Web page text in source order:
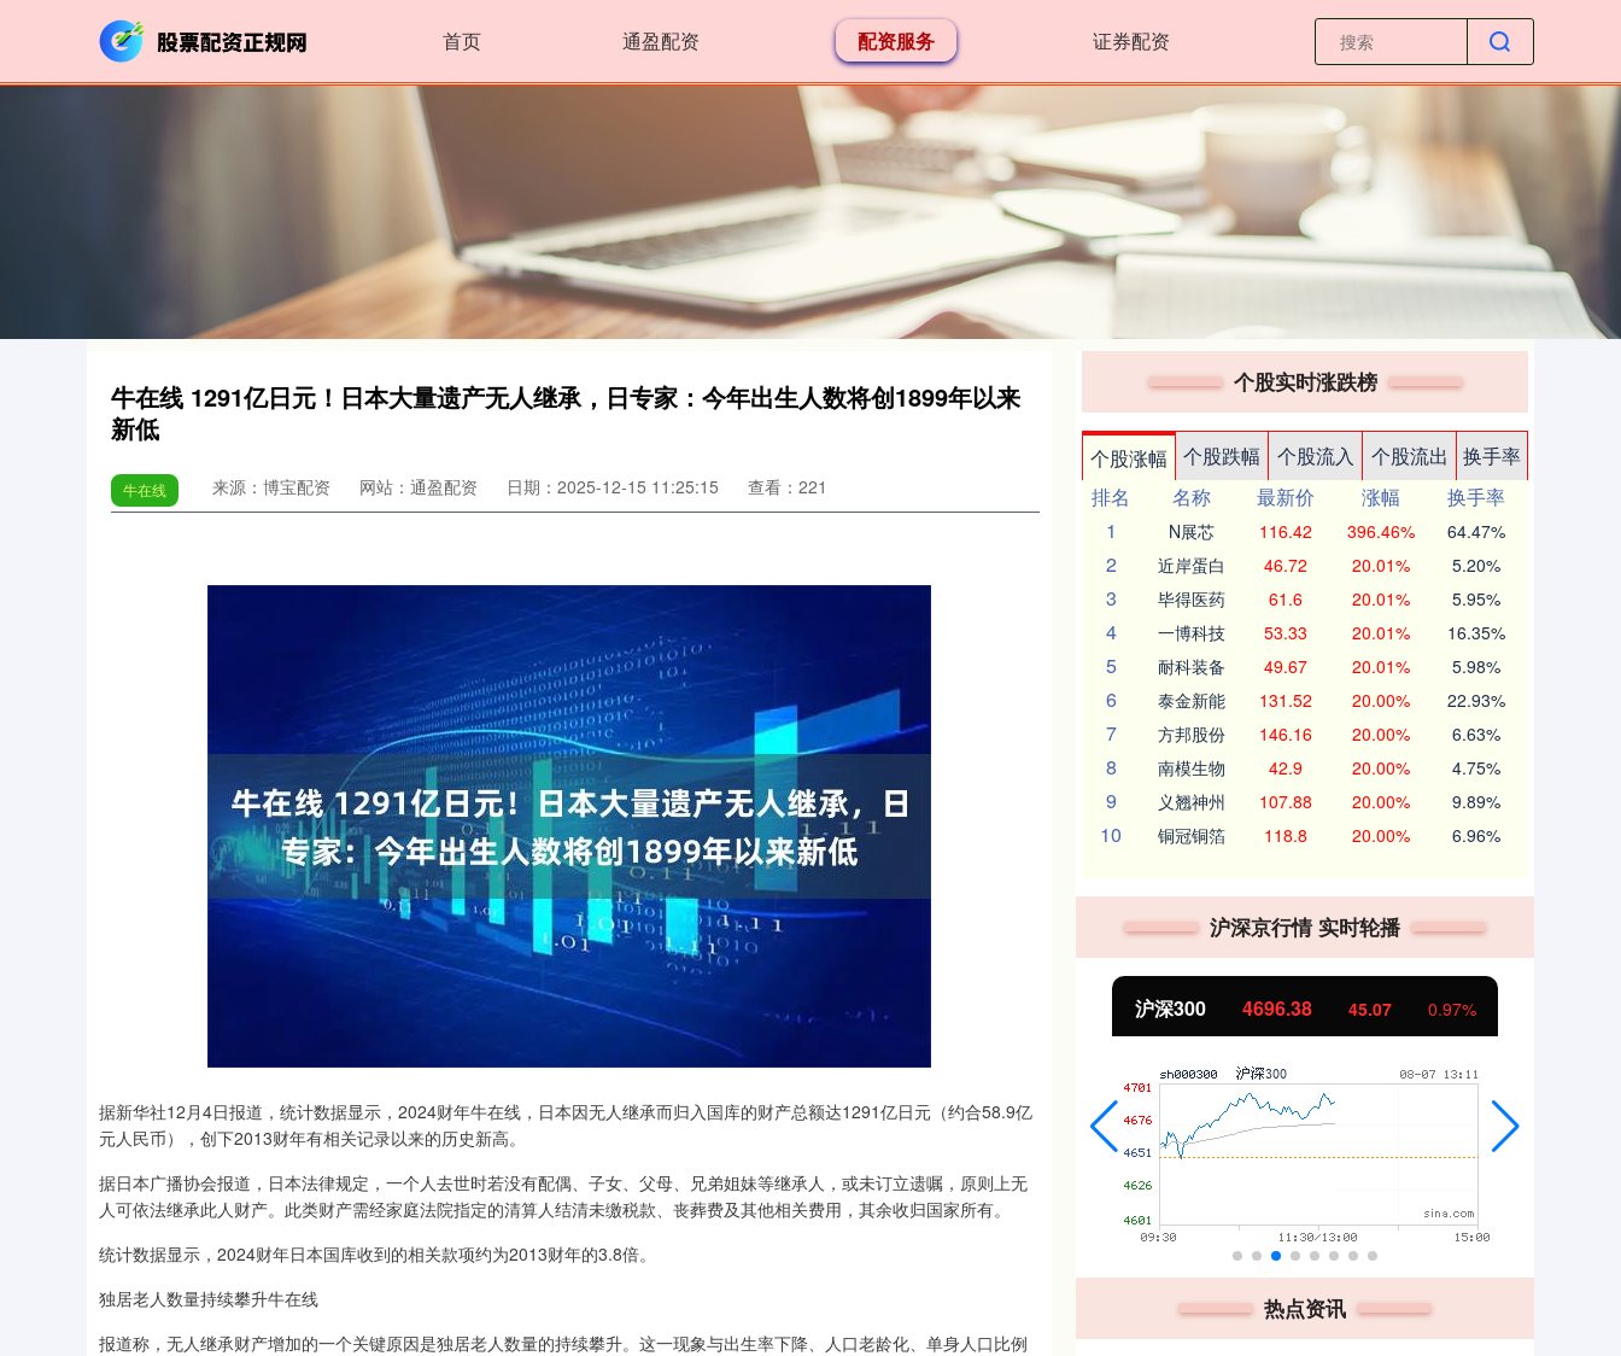
首页 通盈配资 配资服务 证券配资
牛在线 1291亿日元！日本大量遗产无人继承，日专家：今年出生人数将创1899年以来
新低
牛在线 来源：博宝配资 网站：通盈配资 日期：2025-12-15 11:25:15 查看：221
据新华社12月4日报道，统计数据显示，2024财年牛在线，日本因无人继承而归入国库的财产总额达1291亿日元（约合58.9亿
元人民币），创下2013财年有相关记录以来的历史新高。
据日本广播协会报道，日本法律规定，一个人去世时若没有配偶、子女、父母、兄弟姐妹等继承人，或未订立遗嘱，原则上无
人可依法继承此人财产。此类财产需经家庭法院指定的清算人结清未缴税款、丧葬费及其他相关费用，其余收归国家所有。
统计数据显示，2024财年日本国库收到的相关款项约为2013财年的3.8倍。
独居老人数量持续攀升牛在线
报道称，无人继承财产增加的一个关键原因是独居老人数量的持续攀升。这一现象与出生率下降、人口老龄化、单身人口比例
个股实时涨跌榜
个股涨幅 个股跌幅 个股流入 个股流出
换手率
排名
名称 最新价 涨幅
换手率
1
N展芯 116.42 396.46% 64.47%
2 近岸蛋白 46.72 20.01% 5.20%
3 毕得医药 61.6 20.01% 5.95%
4 一博科技 53.33 20.01% 16.35%
5 耐科装备 49.67 20.01% 5.98%
6 泰金新能 131.52 20.00% 22.93%
7 方邦股份 146.16 20.00% 6.63%
8 南模生物 42.9 20.00% 4.75%
9 义翘神州 107.88 20.00% 9.89%
10 铜冠铜箔 118.8 20.00% 6.96%
沪深京行情 实时轮播
14350.45 240.33 1.70% 沪深300 0.97% 北证50 1132.07
热点资讯